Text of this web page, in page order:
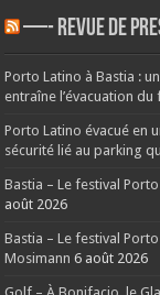
—- REVUE DE
Porto Latino à Bastia :
entraîne l’évacuation du
Porto Latino évacué en
sécurité lié au parking
Bastia – Le festival
août 2026
Bastia – Le festival
Mosimann 6 août 2026